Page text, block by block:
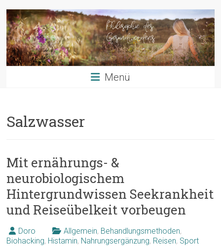
Menü
Salzwasser
Mit ernährungs- &
neurobiologischem
Hintergrundwissen Seekrankheit
und Reiseübelkeit vorbeugen
Doro Allgemein, Behandlungsmethoden,
Biohacking, Histamin, Nahrungsergänzung, Reisen, Sport